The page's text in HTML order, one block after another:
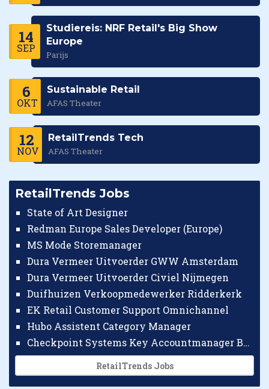
14
SEP
Studiereis: NRF Retail's Big Show
Europe
Parijs
6
OKT
Sustainable Retail
AFAS Theater
12
NOV
RetailTrends Tech
AFAS Theater
RetailTrends Jobs
State of Art Designer
Redman Europe Sales Developer (Europe)
MS Mode Storemanager
Dura Vermeer Uitvoerder GWW Amsterdam
Dura Vermeer Uitvoerder Civiel Nijmegen
Duifhuizen Verkoopmedewerker Ridderkerk
EK Retail Customer Support Omnichannel
Hubo Assistent Category Manager
Checkpoint Systems Key Accountmanager Benelux
RetailTrends Jobs